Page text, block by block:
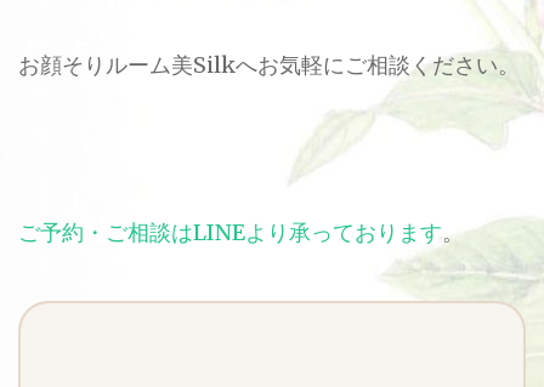
お顔そりルーム美Silkへお気軽にご相談ください。
ご予約・ご相談はLINEより承っております。